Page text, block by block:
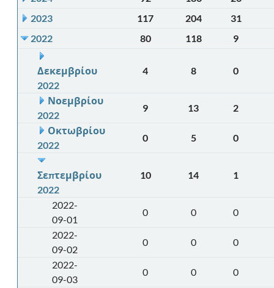
2023
117 204
31
2022
80 118 9
Δεκεμβρίου
2022
4 8 0
Νοεμβρίου
2022
9 13
2
Οκτωβρίου
2022
0 5 0
Σεπτεμβρίου
2022
10 14 1
2022-
09-01
0 0
0
2022-
09-02
0 0
0
2022-
09-03
0 0
0